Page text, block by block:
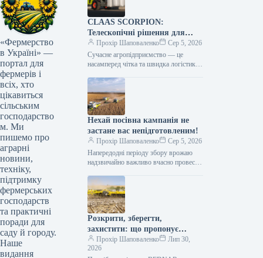
«Фермерство
в Україні» —
портал для
фермерів і
всіх, хто
цікавиться
сільським
господарство
м. Ми
пишемо про
аграрні
новини,
техніку,
підтримку
фермерських
господарств
та практичні
поради для
саду й городу.
Наше
видання
CLAAS SCORPION:
Телескопічні рішення для
ефективного агрологістичного
менеджменту
Прохір Шаповаленко
Сер 5, 2026
Сучасне агропідприємство — це
насамперед чітка та швидка логістика.
тисяч тонн зерна, робота з
біогазовими…
Нехай посівна кампанія не
застане вас непідготовленим!
Прохір Шаповаленко
Сер 5, 2026
Напередодні періоду збору врожаю
надзвичайно важливо вчасно провести
виконати всі процедури планового
технічного
обслуговування.Оптимальним
вибором є…
Розкрити, зберегти,
захистити: що пропонує
обробка рослинних залишків
котками BEDNAR TILLCUT
Прохір Шаповаленко
Лип 30,
2026